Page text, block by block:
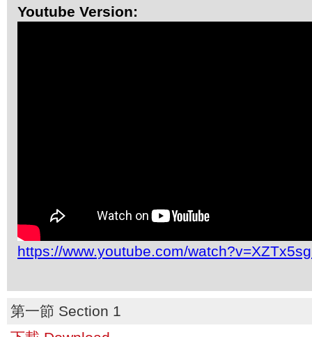
Youtube Version:
https://www.youtube.com/
第一節 Section 1